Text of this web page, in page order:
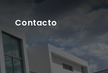
Contacto